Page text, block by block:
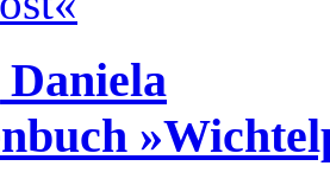
Daniela